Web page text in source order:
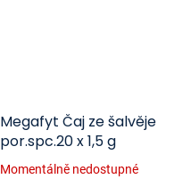
Megafyt Čaj ze šalvěje
por.spc.20 x 1,5 g
Momentálně nedostupné